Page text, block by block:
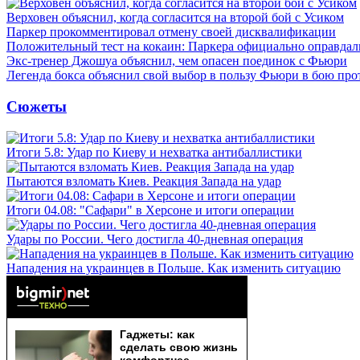
Верховен объяснил, когда согласится на второй бой с Усиком
Паркер прокомментировал отмену своей дисквалификации
Положительный тест на кокаин: Паркера официально
Экс-тренер Джошуа объяснил, чем опасен поединок с Фьюри
Легенда бокса объяснил свой выбор в пользу Фьюри в бою
Сюжеты
Итоги 5.8: Удар по Киеву и нехватка антибаллистики
Пытаются взломать Киев. Реакция Запада на удар
Итоги 04.08: "Сафари" в Херсоне и итоги операции
Удары по России. Чего достигла 40-дневная операция
Нападения на украинцев в Польше. Как изменить ситуацию